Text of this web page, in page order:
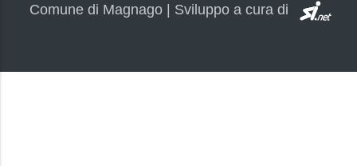
Comune di Magnago | Sviluppo a cura di